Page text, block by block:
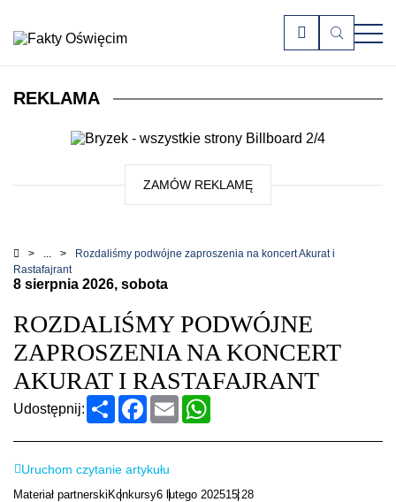
WCAG
ZamknijSzukaj
Zamknij
Menu
REKLAMA
ZAMÓW REKLAMĘ
Rozdaliśmy podwójne zaproszenia na koncert Akurat i
Rastafajrant
8 sierpnia 2026, sobota
ROZDALIŚMY PODWÓJNE
ZAPROSZENIA NA KONCERT
AKURAT I RASTAFAJRANT
Udostępnij:
Podziel
się
Facebook
Email
Uruchom czytanie artykułu
Materiał partnerski Konkursy6 lutego 202515:28